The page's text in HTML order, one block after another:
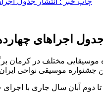
جدول اجراهای
مختلف در کرمان